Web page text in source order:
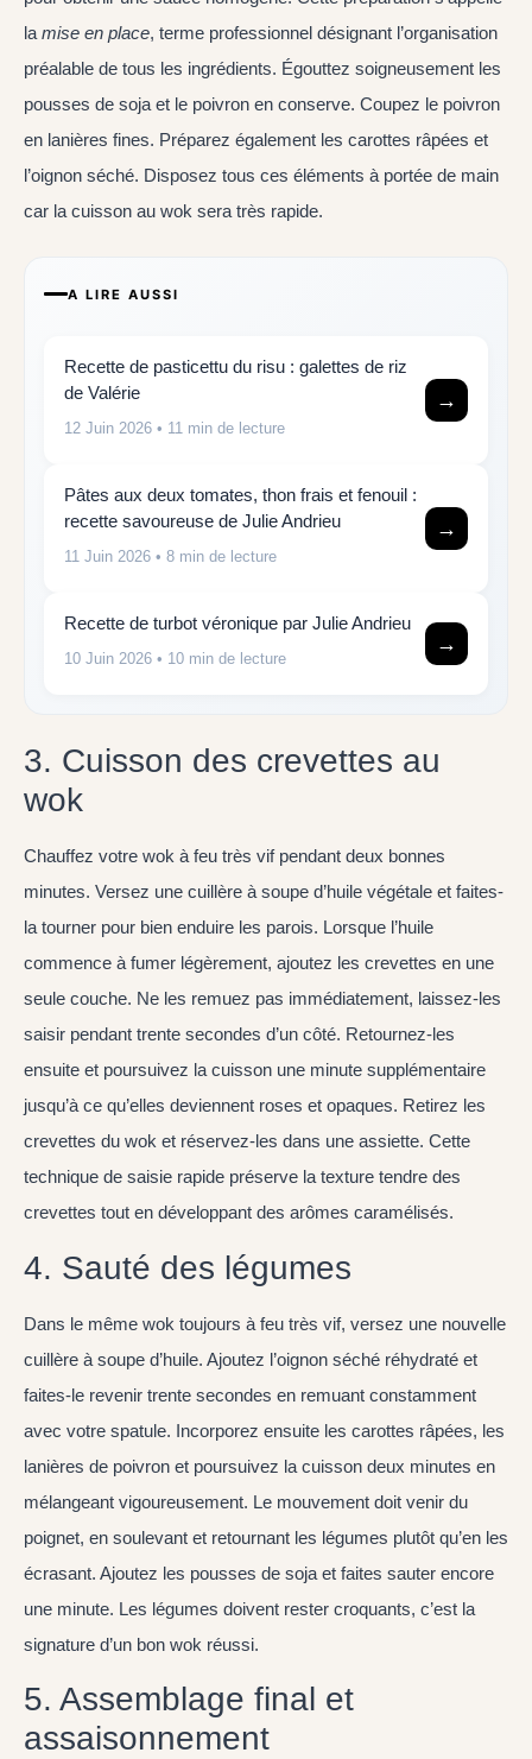
lamise en place, terme professionnel désignant l’organisation
préalable de tous les ingrédients. Égouttez soigneusement les
pousses de soja et le poivron en conserve. Coupez le poivron
en lanières fines. Préparez également les carottes râpées et
l’oignon séché. Disposez tous ces éléments à portée de main
car la cuisson au wok sera très rapide.
A LIRE AUSSI
Recette de pasticettu du risu : galettes de riz
de Valérie
12 Juin 2026 • 11 min de lecture
→
Pâtes aux deux tomates, thon frais et fenouil :
recette savoureuse de Julie Andrieu
11 Juin 2026 • 8 min de lecture
→
Recette de turbot véronique par Julie Andrieu
10 Juin 2026 • 10 min de lecture
→
3. Cuisson des crevettes au
wok
Chauffez votre wok à feu très vif pendant deux bonnes
minutes. Versez une cuillère à soupe d’huile végétale et faites-
la tourner pour bien enduire les parois. Lorsque l’huile
commence à fumer légèrement, ajoutez les crevettes en une
seule couche. Ne les remuez pas immédiatement, laissez-les
saisir pendant trente secondes d’un côté. Retournez-les
ensuite et poursuivez la cuisson une minute supplémentaire
jusqu’à ce qu’elles deviennent roses et opaques. Retirez les
crevettes du wok et réservez-les dans une assiette. Cette
technique de saisie rapide préserve la texture tendre des
crevettes tout en développant des arômes caramélisés.
4. Sauté des légumes
Dans le même wok toujours à feu très vif, versez une nouvelle
cuillère à soupe d’huile. Ajoutez l’oignon séché réhydraté et
faites-le revenir trente secondes en remuant constamment
avec votre spatule. Incorporez ensuite les carottes râpées, les
lanières de poivron et poursuivez la cuisson deux minutes en
mélangeant vigoureusement. Le mouvement doit venir du
poignet, en soulevant et retournant les légumes plutôt qu’en les
écrasant. Ajoutez les pousses de soja et faites sauter encore
une minute. Les légumes doivent rester croquants, c’est la
signature d’un bon wok réussi.
5. Assemblage final et
assaisonnement